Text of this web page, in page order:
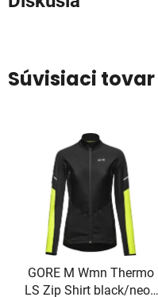
Súvisiaci tovar
GORE M Wmn Thermo
LS Zip Shirt black/neon